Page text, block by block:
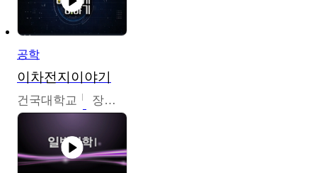
공학
이차전지이야기
건국대학교 장호현